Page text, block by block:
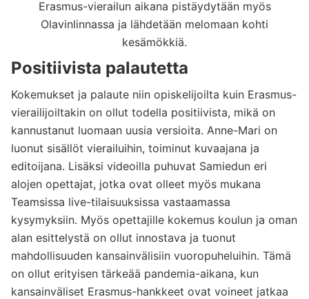
Erasmus-vierailun aikana pistäydytään myös
Olavinlinnassa ja lähdetään melomaan kohti
kesämökkiä.
Positiivista palautetta
Kokemukset ja palaute niin opiskelijoilta kuin Erasmus-
vierailijoiltakin on ollut todella positiivista, mikä on
kannustanut luomaan uusia versioita. Anne-Mari on
luonut sisällöt vierailuihin, toiminut kuvaajana ja
editoijana. Lisäksi videoilla puhuvat Samiedun eri
alojen opettajat, jotka ovat olleet myös mukana
Teamsissa live-tilaisuuksissa vastaamassa
kysymyksiin. Myös opettajille kokemus koulun ja oman
alan esittelystä on ollut innostava ja tuonut
mahdollisuuden kansainvälisiin vuoropuheluihin. Tämä
on ollut erityisen tärkeää pandemia-aikana, kun
kansainväliset Erasmus-hankkeet ovat voineet jatkaa